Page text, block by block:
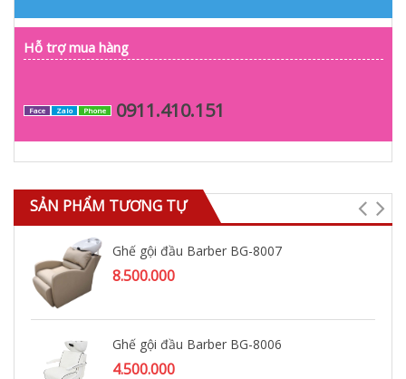
Hỗ trợ mua hàng
Face Zalo Phone 0911.410.151
SẢN PHẨM TƯƠNG TỰ
Ghế gội đầu Barber BG-8007
8.500.000
Ghế gội đầu Barber BG-8006
4.500.000